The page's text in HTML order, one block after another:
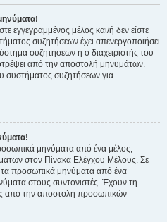
εγγεγραμμένος μέλος και/ή δεν είστε
συζητήσεων έχει απενεργοποιήσει
συζητήσεων ή ο διαχειριστής του
από την αποστολή μηνυμάτων.
συστήματος συζητήσεων για
μηνύματα από ένα μέλος,
στον Πίνακα Ελέγχου Μέλους. Σε
προσωπικά μηνύματα από ένα
στους συντονιστές. Έχουν τη
από την αποστολή προσωπικών